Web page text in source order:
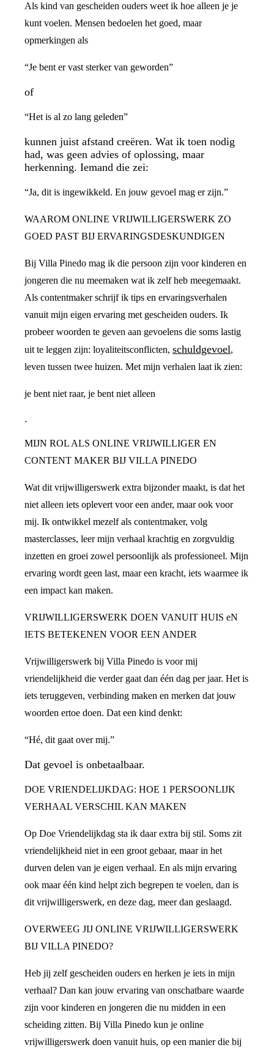
Als kind van gescheiden ouders weet ik hoe alleen je je
kunt voelen. Mensen bedoelen het goed, maar
opmerkingen als
“Je bent er vast sterker van geworden”
of
“Het is al zo lang geleden”
kunnen juist afstand creëren. Wat ik toen nodig
had, was geen advies of oplossing, maar
herkenning. Iemand die zei:
“Ja, dit is ingewikkeld. En jouw gevoel mag er zijn.”
WAAROM ONLINE VRIJWILLIGERSWERK ZO
GOED PAST BIJ ERVARINGSDESKUNDIGEN
Bij Villa Pinedo mag ik die persoon zijn voor kinderen en
jongeren die nu meemaken wat ik zelf heb meegemaakt.
Als contentmaker schrijf ik tips en ervaringsverhalen
vanuit mijn eigen ervaring met gescheiden ouders. Ik
probeer woorden te geven aan gevoelens die soms lastig
uit te leggen zijn: loyaliteitsconflicten, schuldgevoel,
leven tussen twee huizen. Met mijn verhalen laat ik zien:
je bent niet raar, je bent niet alleen
.
MIJN ROL ALS ONLINE VRIJWILLIGER EN
CONTENT MAKER BIJ VILLA PINEDO
Wat dit vrijwilligerswerk extra bijzonder maakt, is dat het
niet alleen iets oplevert voor een ander, maar ook voor
mij. Ik ontwikkel mezelf als contentmaker, volg
masterclasses, leer mijn verhaal krachtig en zorgvuldig
inzetten en groei zowel persoonlijk als professioneel. Mijn
ervaring wordt geen last, maar een kracht, iets waarmee ik
een impact kan maken.
VRIJWILLIGERSWERK DOEN VANUIT HUIS eN
IETS BETEKENEN VOOR EEN ANDER
Vrijwilligerswerk bij Villa Pinedo is voor mij
vriendelijkheid die verder gaat dan één dag per jaar. Het is
iets teruggeven, verbinding maken en merken dat jouw
woorden ertoe doen. Dat een kind denkt:
“Hé, dit gaat over mij.”
Dat gevoel is onbetaalbaar.
DOE VRIENDELIJKDAG: HOE 1 PERSOONLIJK
VERHAAL VERSCHIL KAN MAKEN
Op Doe Vriendelijkdag sta ik daar extra bij stil. Soms zit
vriendelijkheid niet in een groot gebaar, maar in het
durven delen van je eigen verhaal. En als mijn ervaring
ook maar één kind helpt zich begrepen te voelen, dan is
dit vrijwilligerswerk, en deze dag, meer dan geslaagd.
OVERWEEG JIJ ONLINE VRIJWILLIGERSWERK
BIJ VILLA PINEDO?
Heb jij zelf gescheiden ouders en herken je iets in mijn
verhaal? Dan kan jouw ervaring van onschatbare waarde
zijn voor kinderen en jongeren die nu midden in een
scheiding zitten. Bij Villa Pinedo kun je online
vrijwilligerswerk doen vanuit huis, op een manier die bij